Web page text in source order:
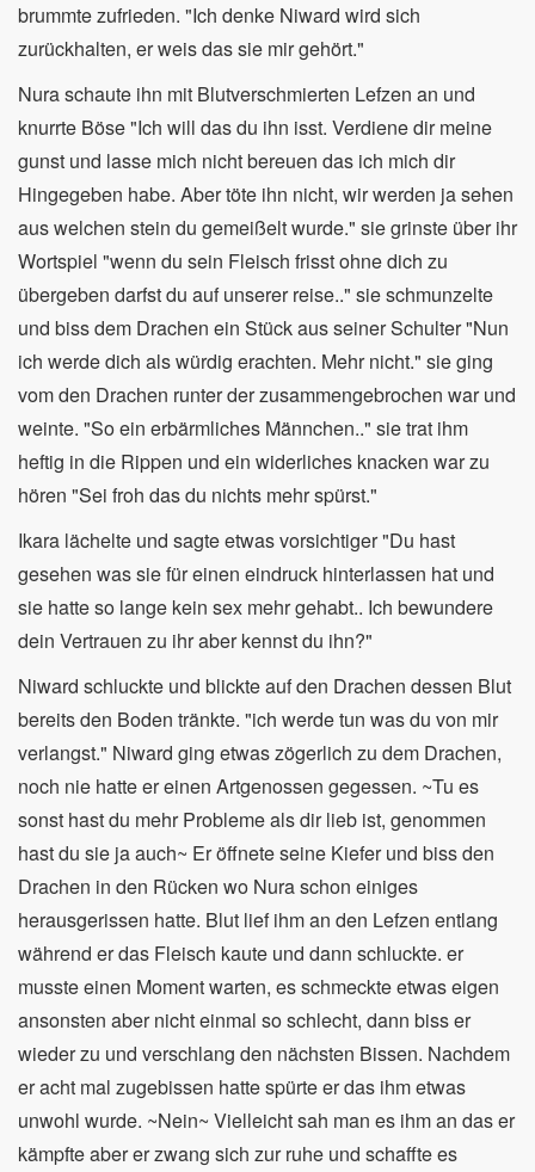
brummte zufrieden. "Ich denke Niward wird sich
zurückhalten, er weis das sie mir gehört."
Nura schaute ihn mit Blutverschmierten Lefzen an und
knurrte Böse "Ich will das du ihn isst. Verdiene dir meine
gunst und lasse mich nicht bereuen das ich mich dir
Hingegeben habe. Aber töte ihn nicht, wir werden ja sehen
aus welchen stein du gemeißelt wurde." sie grinste über ihr
Wortspiel "wenn du sein Fleisch frisst ohne dich zu
übergeben darfst du auf unserer reise.." sie schmunzelte
und biss dem Drachen ein Stück aus seiner Schulter "Nun
ich werde dich als würdig erachten. Mehr nicht." sie ging
vom den Drachen runter der zusammengebrochen war und
weinte. "So ein erbärmliches Männchen.." sie trat ihm
heftig in die Rippen und ein widerliches knacken war zu
hören "Sei froh das du nichts mehr spürst."
Ikara lächelte und sagte etwas vorsichtiger "Du hast
gesehen was sie für einen eindruck hinterlassen hat und
sie hatte so lange kein sex mehr gehabt.. Ich bewundere
dein Vertrauen zu ihr aber kennst du ihn?"
Niward schluckte und blickte auf den Drachen dessen Blut
bereits den Boden tränkte. "ich werde tun was du von mir
verlangst." Niward ging etwas zögerlich zu dem Drachen,
noch nie hatte er einen Artgenossen gegessen. ~Tu es
sonst hast du mehr Probleme als dir lieb ist, genommen
hast du sie ja auch~ Er öffnete seine Kiefer und biss den
Drachen in den Rücken wo Nura schon einiges
herausgerissen hatte. Blut lief ihm an den Lefzen entlang
während er das Fleisch kaute und dann schluckte. er
musste einen Moment warten, es schmeckte etwas eigen
ansonsten aber nicht einmal so schlecht, dann biss er
wieder zu und verschlang den nächsten Bissen. Nachdem
er acht mal zugebissen hatte spürte er das ihm etwas
unwohl wurde. ~Nein~ Vielleicht sah man es ihm an das er
kämpfte aber er zwang sich zur ruhe und schaffte es